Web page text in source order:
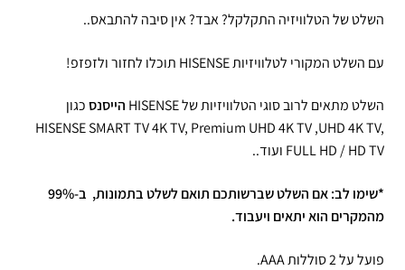
השלט של הטלוויזיה התקלקל? אבד? אין סיבה להתבאס..
עם השלט המקורי לטלוויזיות HISENSE תוכלו לחזור ולזפזפ!
השלט מתאים לרוב סוגי הטלוויזיות של HISENSE הייסנסכגון
HISENSE SMART TV 4K TV, Premium UHD 4K TV ,UHD 4K TV,
FULL HD / HD TV ועוד..
*שימו לב: אם השלט שברשותכם תואם לשלט בתמונות, ב-99%
מהמקרים הוא יתאים ויעבוד.
פועל על 2 סוללות AAA.